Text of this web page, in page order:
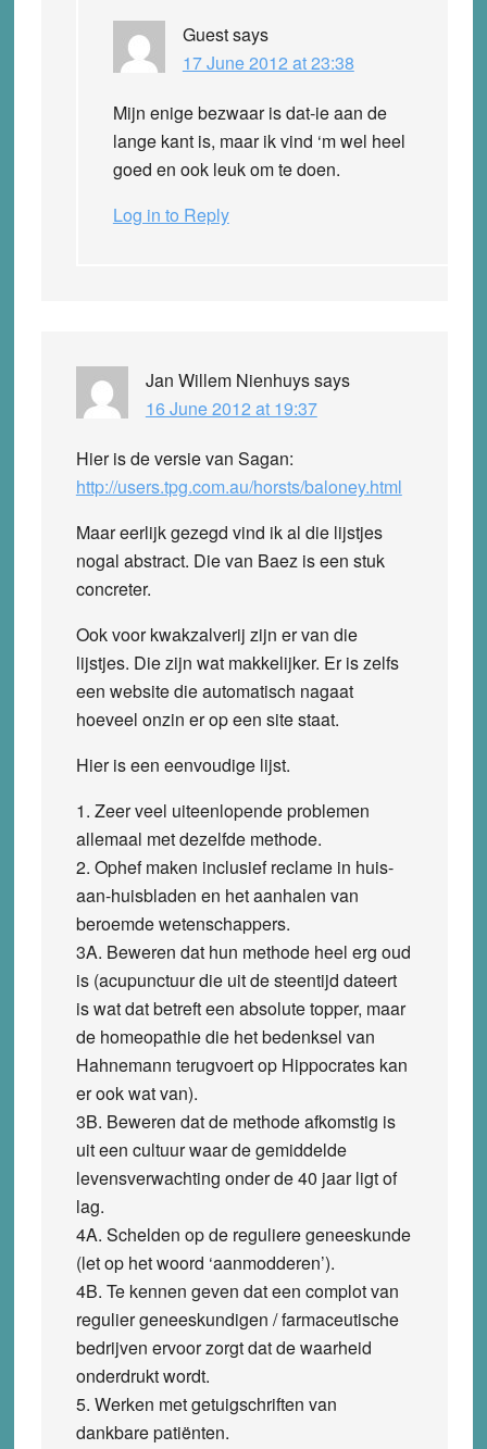
Guestsays
17 June 2012 at 23:38
Mijn enige bezwaar is dat-ie aan de
lange kant is, maar ik vind ‘m wel heel
goed en ook leuk om te doen.
Log in to Reply
Jan Willem Nienhuyssays
16 June 2012 at 19:37
Hier is de versie van Sagan:
http://users.tpg.com.au/horsts/baloney.html
Maar eerlijk gezegd vind ik al die lijstjes
nogal abstract. Die van Baez is een stuk
concreter.
Ook voor kwakzalverij zijn er van die
lijstjes. Die zijn wat makkelijker. Er is zelfs
een website die automatisch nagaat
hoeveel onzin er op een site staat.
Hier is een eenvoudige lijst.
1. Zeer veel uiteenlopende problemen
allemaal met dezelfde methode.
2. Ophef maken inclusief reclame in huis-
aan-huisbladen en het aanhalen van
beroemde wetenschappers.
3A. Beweren dat hun methode heel erg oud
is (acupunctuur die uit de steentijd dateert
is wat dat betreft een absolute topper, maar
de homeopathie die het bedenksel van
Hahnemann terugvoert op Hippocrates kan
er ook wat van).
3B. Beweren dat de methode afkomstig is
uit een cultuur waar de gemiddelde
levensverwachting onder de 40 jaar ligt of
lag.
4A. Schelden op de reguliere geneeskunde
(let op het woord ‘aanmodderen’).
4B. Te kennen geven dat een complot van
regulier geneeskundigen / farmaceutische
bedrijven ervoor zorgt dat de waarheid
onderdrukt wordt.
5. Werken met getuigschriften van
dankbare patiënten.